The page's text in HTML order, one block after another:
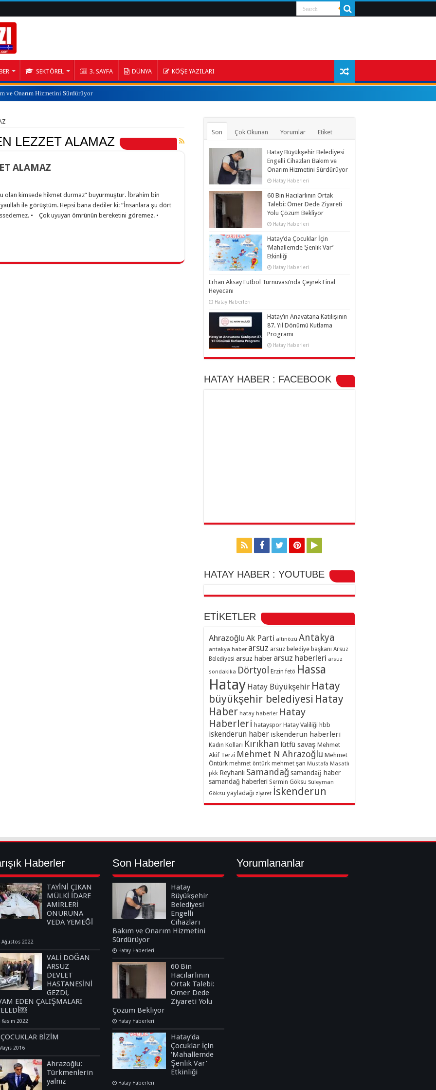
SEKTÖREL 3. SAYFA DÜNYA KÖŞE YAZILARI
ve Onarım Hizmetini Sürdürüyor
LEZZET ALAMAZ
ALAMAZ
olan kimsede hikmet durmaz” buyurmuştur. İbrahim bin
ile görüştüm. Hepsi bana dediler ki: “İnsanlara şu dört
• Çok uyuyan ömrünün bereketini göremez. •
Son Çok Okunan Yorumlar Etiket
Hatay Büyükşehir Belediyesi
Engelli Cihazları Bakım ve
Onarım Hizmetini Sürdürüyor
Hatay Haberleri
60 Bin Hacılarlının Ortak
Talebi: Ömer Dede Ziyareti
Yolu Çözüm Bekliyor
Hatay Haberleri
Hatay’da Çocuklar İçin
‘Mahallemde Şenlik Var’
Etkinliği
Hatay Haberleri
Erhan Aksay Futbol Turnuvası’nda Çeyrek Final
Heyecanı
Hatay Haberleri
Hatay’ın Anavatana Katılışının
87. Yıl Dönümü Kutlama
Programı
Hatay Haberleri
HATAY HABER : FACEBOOK
HATAY HABER : YOUTUBE
ETİKETLER
Ahrazoğlu Ak Parti altınözü Antakya
antakya haber arsuz arsuz belediye başkanı Arsuz
Belediyesi arsuz haber arsuz haberleri arsuz
sondakika Dörtyol Erzin fetö Hassa
Hatay Hatay Büyükşehir Hatay
büyükşehir belediyesi Hatay
Haber hatay haberler Hatay
Haberleri hatayspor Hatay Valiliği hbb
iskenderun haber iskenderun haberleri
Kadın Kolları Kırıkhan lütfü savaş Mehmet
Akif Terzi Mehmet N Ahrazoğlu Mehmet
Öntürk mehmet öntürk mehmet şan Mustafa Masatlı
pkk Reyhanlı Samandağ samandağ haber
samandağ haberleri Sermin Göksu Süleyman
Göksu yayladağı ziyaret İskenderun
Haberler
TAYİNİ ÇIKAN
MÜLKİ İDARE
AMİRLERİ
ONURUNA
VEDA YEMEĞİ
Ağustos 2022
VALİ DOĞAN
ARSUZ
DEVLET
HASTANESİNİ
GEZDİ,
EDEN ÇALIŞMALARI
Kasım 2022
BİZİM
2016
Ahrazoğlu:
Türkmenlerin
yalnız
Son Haberler
Hatay
Büyükşehir
Belediyesi
Engelli
Cihazları
Bakım ve Onarım Hizmetini
Sürdürüyor
Hatay Haberleri
60 Bin
Hacılarlının
Ortak Talebi:
Ömer Dede
Ziyareti Yolu
Çözüm Bekliyor
Hatay Haberleri
Hatay’da
Çocuklar İçin
‘Mahallemde
Şenlik Var’
Etkinliği
Hatay Haberleri
Yorumlananlar